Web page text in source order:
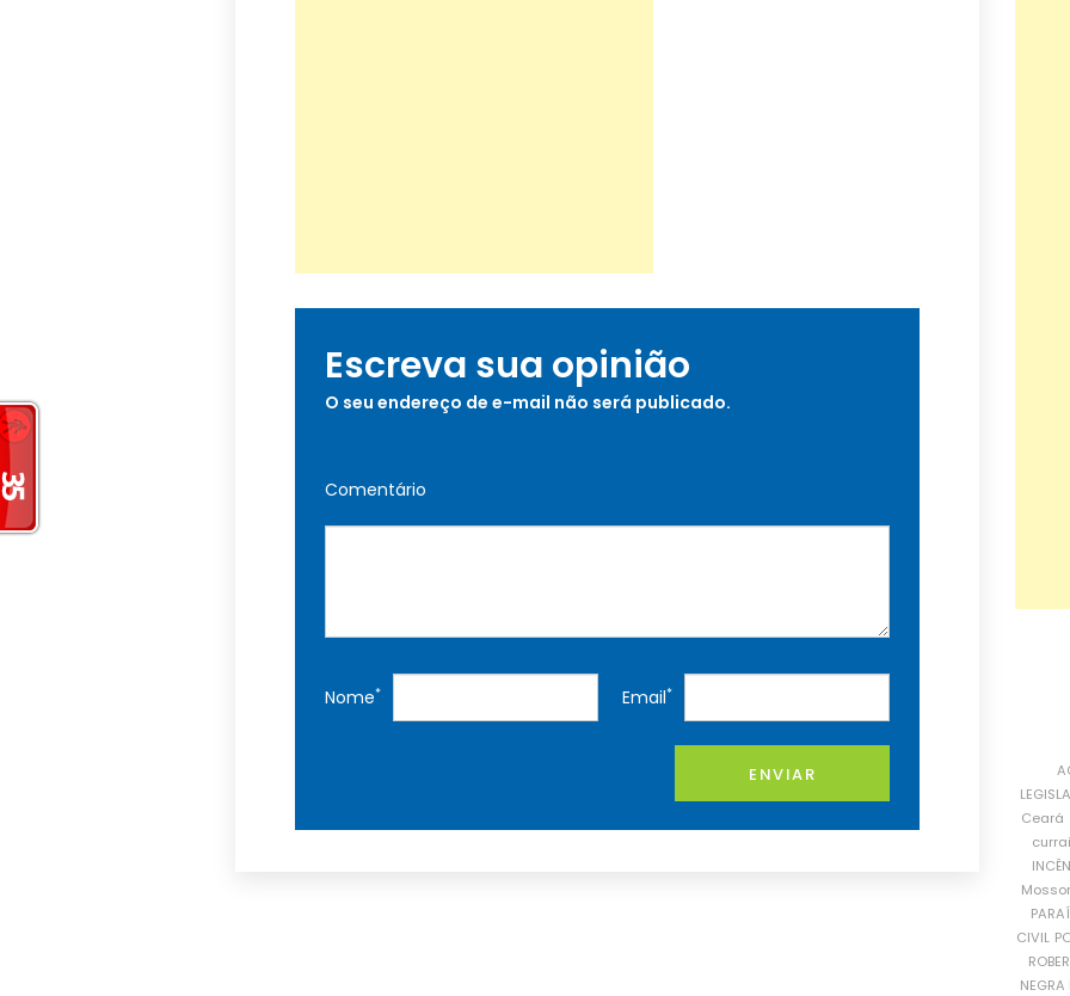
Escreva sua opinião
O seu endereço de e-mail não será publicado.
Comentário
Nome* Email*
ENVIAR
Ceará
CIVIL
NEGRA